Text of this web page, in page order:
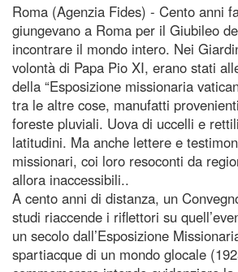
Roma (Agenzia Fides) - Cento anni
giungevano a Roma per il Giubileo
incontrare il mondo intero. Nei
volontà di Papa Pio XI, erano stati
della “Esposizione missionaria
tra le altre cose, manufatti
foreste pluviali. Uova di uccelli e
latitudini. Ma anche lettere e
missionari, coi loro resoconti da
allora inaccessibili..
A cento anni di distanza, un
studi riaccende i riflettori su
un secolo dall’Esposizione
spartiacque di un mondo glocale